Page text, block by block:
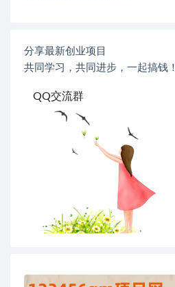
分享最新创业项目
共同学习，共同进步，一起搞钱！
QQ交流群